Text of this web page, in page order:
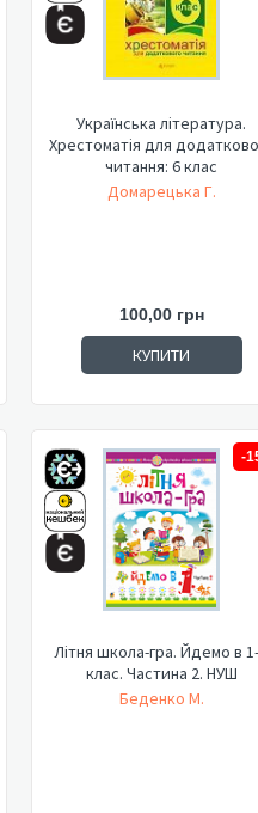
Українська література.
Хрестоматія для
читання: 6 клас
Домарецька Г.
100,00 грн
КУПИТИ
-
Літня школа-гра. Йдемо в
клас. Частина 2. НУШ
Беденко М.